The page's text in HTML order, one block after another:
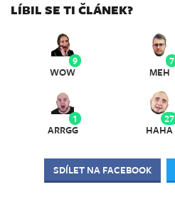
LÍBIL SE TI ČLÁNEK?
9
WOW
7
MEH
1
ARRGG
27
HAHA
SDÍLET NA FACEBOOK